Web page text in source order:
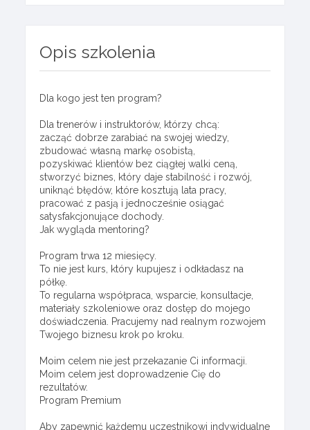
Opis szkolenia
Dla kogo jest ten program?
Dla trenerów i instruktorów, którzy chcą:
zacząć dobrze zarabiać na swojej wiedzy,
zbudować własną markę osobistą,
pozyskiwać klientów bez ciągłej walki ceną,
stworzyć biznes, który daje stabilność i rozwój,
uniknąć błędów, które kosztują lata pracy,
pracować z pasją i jednocześnie osiągać
satysfakcjonujące dochody.
Jak wygląda mentoring?
Program trwa 12 miesięcy.
To nie jest kurs, który kupujesz i odkładasz na
półkę.
To regularna współpraca, wsparcie, konsultacje,
materiały szkoleniowe oraz dostęp do mojego
doświadczenia. Pracujemy nad realnym rozwojem
Twojego biznesu krok po kroku.
Moim celem nie jest przekazanie Ci informacji.
Moim celem jest doprowadzenie Cię do
rezultatów.
Program Premium
Aby zapewnić każdemu uczestnikowi indywidualne